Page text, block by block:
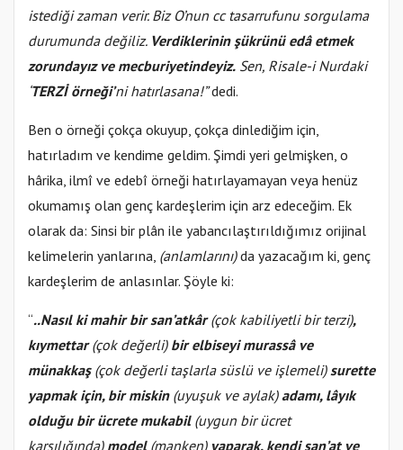
istediği zaman verir. Biz O’nun cc tasarrufunu sorgulama
durumunda değiliz. Verdiklerinin şükrünü edâ etmek
zorundayız ve mecburiyetindeyiz. Sen, Risale-i Nurdaki
TERZİ örneği’ni hatırlasana!”dedi.
Ben o örneği çokça okuyup, çokça dinlediğim için,
hatırladım ve kendime geldim. Şimdi yeri gelmişken, o
hârika, ilmî ve edebî örneği hatırlayamayan veya henüz
okumamış olan genç kardeşlerim için arz edeceğim. Ek
olarak da: Sinsi bir plân ile yabancılaştırıldığımız orijinal
kelimelerin yanlarına, (anlamlarını)da yazacağım ki, genç
kardeşlerim de anlasınlar. Şöyle ki:
“..Nasıl ki mahir bir san’atkâr(çok kabiliyetli bir terzi),
kıymettar(çok değerli)bir elbiseyi murassâ ve
münakkaş (çok değerli taşlarla süslü ve işlemeli)surette
yapmak için, bir miskin (uyuşuk ve aylak)adamı, lâyık
olduğu bir ücrete mukabil (uygun bir ücret
karşılığında)model (manken)yaparak, kendi san’at ve